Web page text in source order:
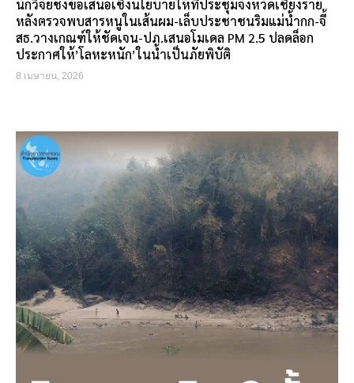
นักวิจัยชงข้อเสนอเชิงนโยบายให้ที่ประชุมจังหวัดเชียงราย
หลังตรวจพบสารหนูในเส้นผม-เล็บประชาชนริมแม่น้ำกก-จี้
สธ.วางเกณฑ์ให้ชัดเจน-ปภ.เสนอโมเดล PM 2.5 ปลดล็อก
ประกาศให้’โลหะหนัก’ในน้ำเป็นภัยพิบัติ
8 เมษายน, 2026